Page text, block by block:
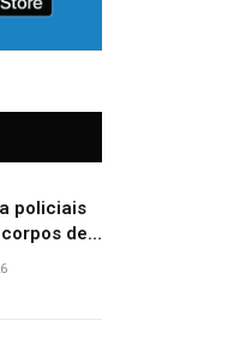
policiais
de
em
de